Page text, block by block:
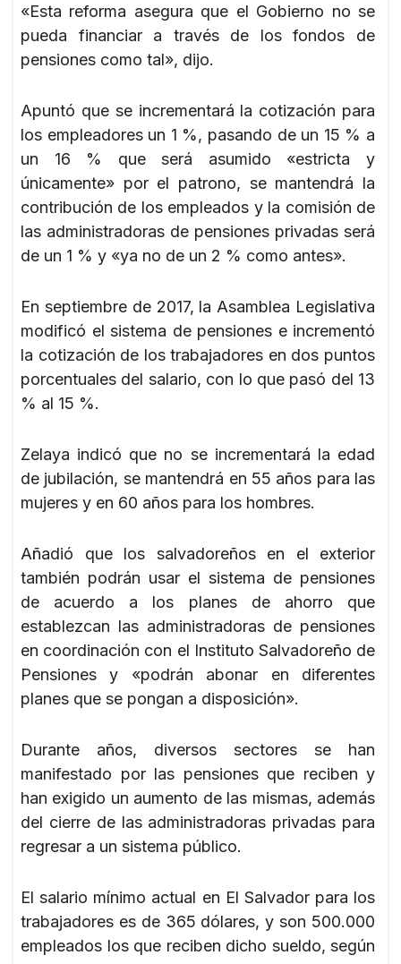
«Esta reforma asegura que el Gobierno no se
pueda financiar a través de los fondos de
pensiones como tal», dijo.
Apuntó que se incrementará la cotización para
los empleadores un 1 %, pasando de un 15 % a
un 16 % que será asumido «estricta y
únicamente» por el patrono, se mantendrá la
contribución de los empleados y la comisión de
las administradoras de pensiones privadas será
de un 1 % y «ya no de un 2 % como antes».
En septiembre de 2017, la Asamblea Legislativa
modificó el sistema de pensiones e incrementó
la cotización de los trabajadores en dos puntos
porcentuales del salario, con lo que pasó del 13
% al 15 %.
Zelaya indicó que no se incrementará la edad
de jubilación, se mantendrá en 55 años para las
mujeres y en 60 años para los hombres.
Añadió que los salvadoreños en el exterior
también podrán usar el sistema de pensiones
de acuerdo a los planes de ahorro que
establezcan las administradoras de pensiones
en coordinación con el Instituto Salvadoreño de
Pensiones y «podrán abonar en diferentes
planes que se pongan a disposición».
Durante años, diversos sectores se han
manifestado por las pensiones que reciben y
han exigido un aumento de las mismas, además
del cierre de las administradoras privadas para
regresar a un sistema público.
El salario mínimo actual en El Salvador para los
trabajadores es de 365 dólares, y son 500.000
empleados los que reciben dicho sueldo, según